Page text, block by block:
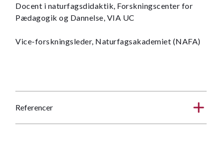
Docent i naturfagsdidaktik, Forskningscenter for
Pædagogik og Dannelse, VIA UC
Vice-forskningsleder, Naturfagsakademiet (NAFA)
Referencer